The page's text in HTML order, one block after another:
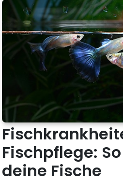
Fischpflege:
deine Fische